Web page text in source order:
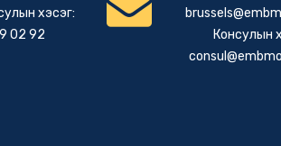
хэсэг:
02 92
Консулын